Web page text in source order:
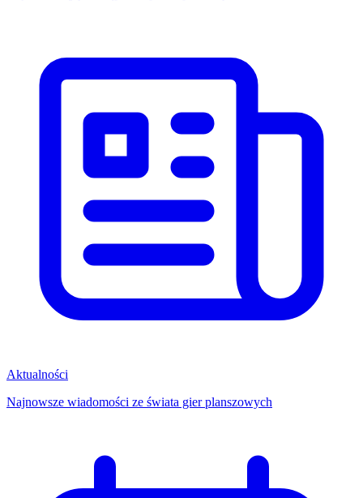
Aktualności
Najnowsze wiadomości ze świata gier planszowych